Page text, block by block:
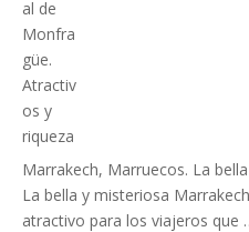
Marrakech, Marruecos. La
La bella y misteriosa
atractivo para los viajeros que